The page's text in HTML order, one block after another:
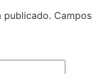
publicado. Campos